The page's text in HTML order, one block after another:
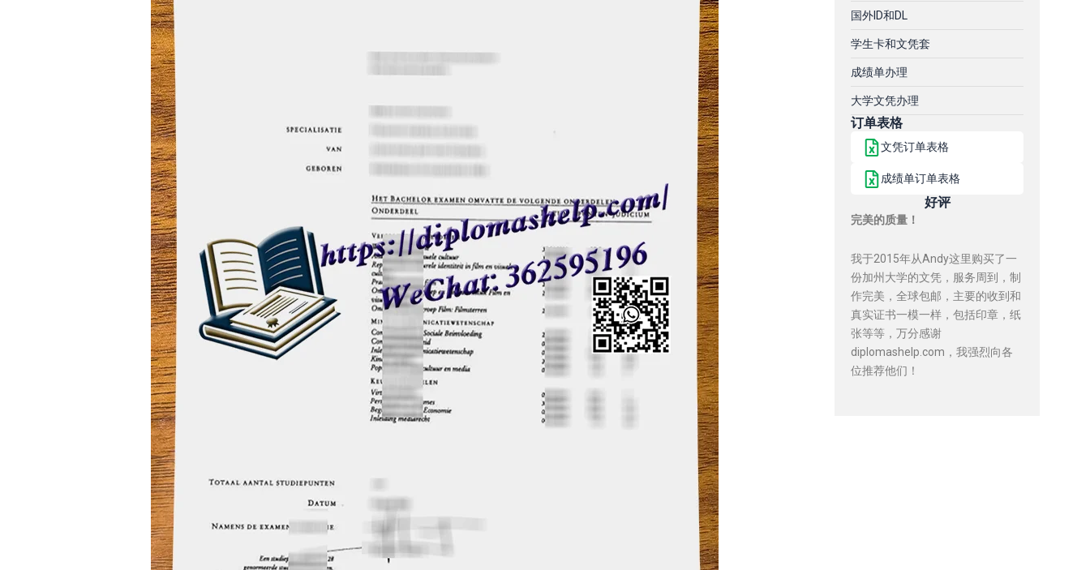
国外ID和DL
学生卡和文凭套
成绩单办理
大学文凭办理
订单表格
文凭订单表格
成绩单订单表格
好评
完美的质量！
我于2015年从Andy这里购买了一
份加州大学的文凭，服务周到，制
作完美，全球包邮，主要的收到和
真实证书一模一样，包括印章，纸
张等等，万分感谢
diplomashelp.com，我强烈向各
位推荐他们！